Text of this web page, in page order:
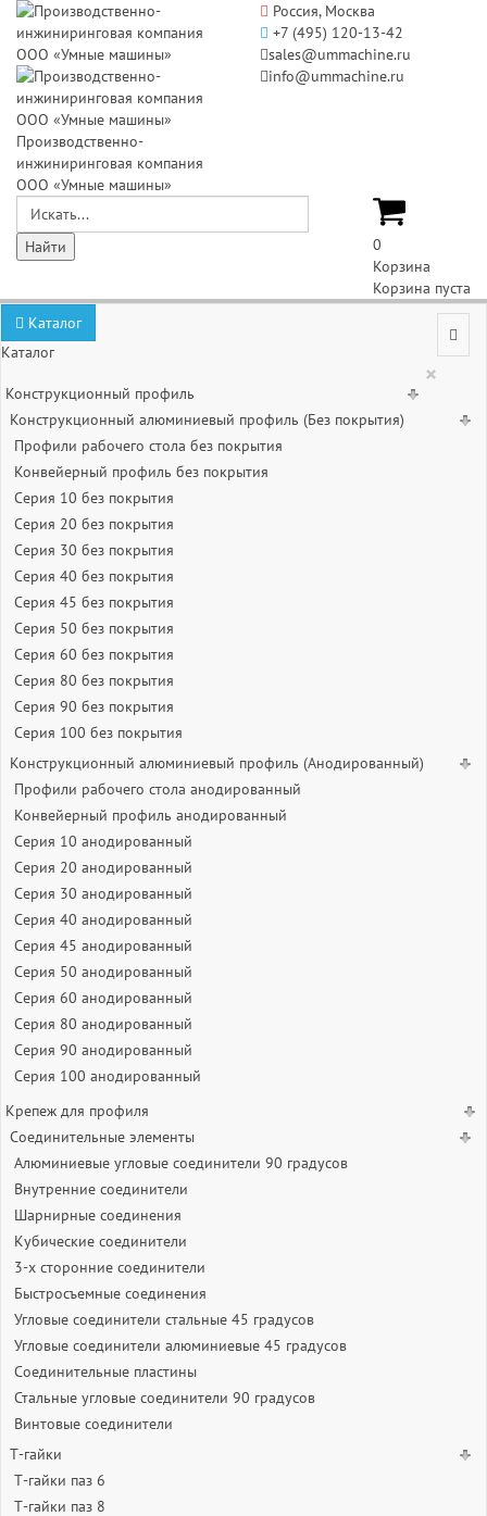
Производственно-
инжиниринговая компания
ООО «Умные машины»
Россия, Москва
+7 (495) 120-13-42
sales@ummachine.ru
info@ummachine.ru
0
Корзина
Корзина пуста
Каталог
Каталог
×
Конструкционный профиль
Конструкционный алюминиевый профиль (Без покрытия)
Профили рабочего стола без покрытия
Конвейерный профиль без покрытия
Серия 10 без покрытия
Серия 20 без покрытия
Серия 30 без покрытия
Серия 40 без покрытия
Серия 45 без покрытия
Серия 50 без покрытия
Серия 60 без покрытия
Серия 80 без покрытия
Серия 90 без покрытия
Серия 100 без покрытия
Конструкционный алюминиевый профиль (Анодированный)
Профили рабочего стола анодированный
Конвейерный профиль анодированный
Серия 10 анодированный
Серия 20 анодированный
Серия 30 анодированный
Серия 40 анодированный
Серия 45 анодированный
Серия 50 анодированный
Серия 60 анодированный
Серия 80 анодированный
Серия 90 анодированный
Серия 100 анодированный
Крепеж для профиля
Соединительные элементы
Алюминиевые угловые соединители 90 градусов
Внутренние соединители
Шарнирные соединения
Кубические соединители
3-х сторонние соединители
Быстросъемные соединения
Угловые соединители стальные 45 градусов
Угловые соединители алюминиевые 45 градусов
Соединительные пластины
Стальные угловые соединители 90 градусов
Винтовые соединители
Т-гайки
Т-гайки паз 6
Т-гайки паз 8